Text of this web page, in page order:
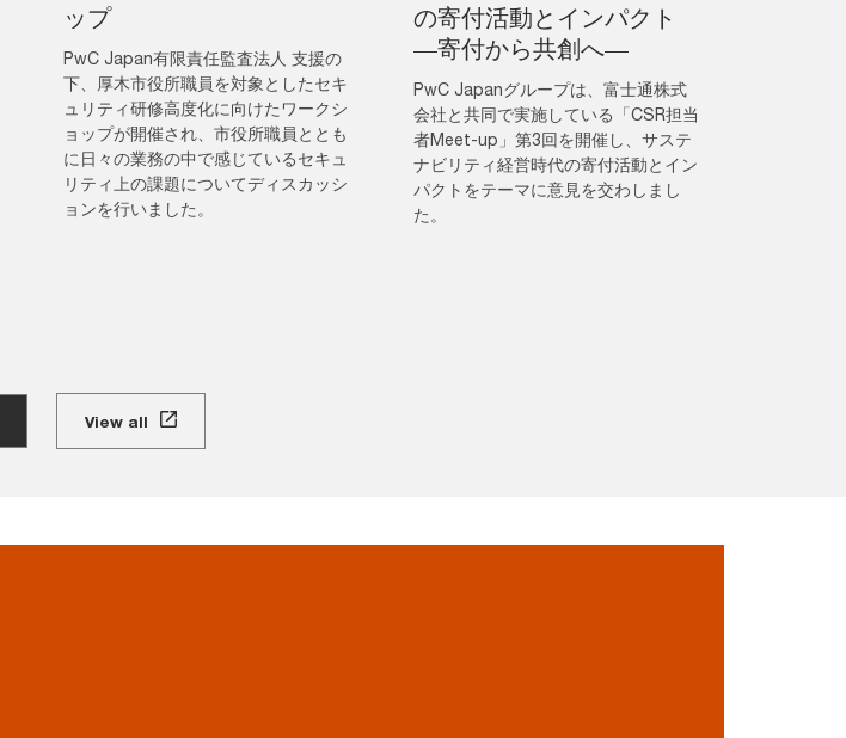
ップ
PwC Japan有限責任監査法人 支援の
下、厚木市役所職員を対象としたセキ
ュリティ研修高度化に向けたワークシ
ョップが開催され、市役所職員ととも
に日々の業務の中で感じているセキュ
リティ上の課題についてディスカッシ
ョンを行いました。
の寄付活動とインパクト
―寄付から共創へ―
PwC Japanグループは、富士通株式
会社と共同で実施している「CSR担当
者Meet-up」第3回を開催し、サステ
ナビリティ経営時代の寄付活動とイン
パクトをテーマに意見を交わしまし
た。
View all